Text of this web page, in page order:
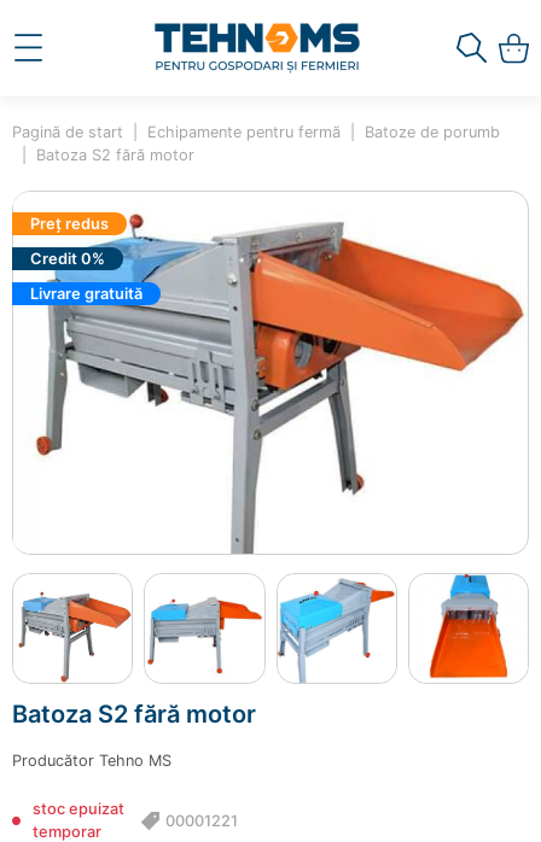
Pagină de start Echipamente pentru fermă
Batoze de porumb
Batoza S2 fără motor
Preț redus
Credit 0%
Livrare gratuită
Batoza S2 fără motor
Producător Tehno MS
stoc epuizat
temporar
00001221